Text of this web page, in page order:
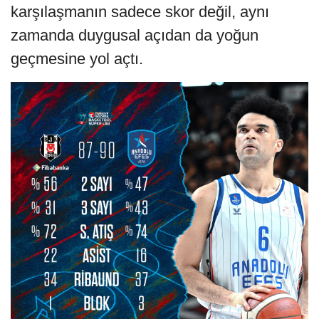
karşılaşmanın sadece skor değil, aynı
zamanda duygusal açıdan da yoğun
geçmesine yol açtı.